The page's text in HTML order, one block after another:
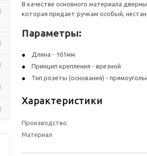
В качестве основного материала
которая придает ручкам особый,
Параметры:
Длина - 161мм
Принцип крепления - врезной
Тип розеты (основания) -
Характеристики
Производство
Материал